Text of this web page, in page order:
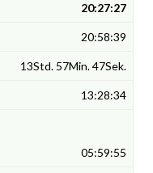
20:27:27
20:58:39
13Std. 57Min. 47Sek.
13:28:34
05:59:55